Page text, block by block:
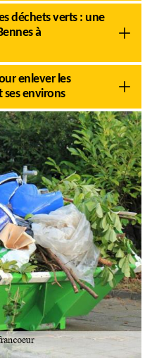
déchets verts : une
à
enlever les
ses environs